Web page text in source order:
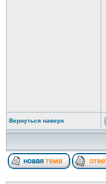
Вернуться наверх